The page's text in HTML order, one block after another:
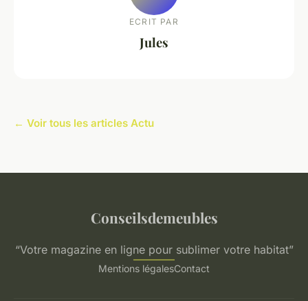
ECRIT PAR
Jules
← Voir tous les articles Actu
Conseilsdemeubles
“Votre magazine en ligne pour sublimer votre habitat”
Mentions légalesContact